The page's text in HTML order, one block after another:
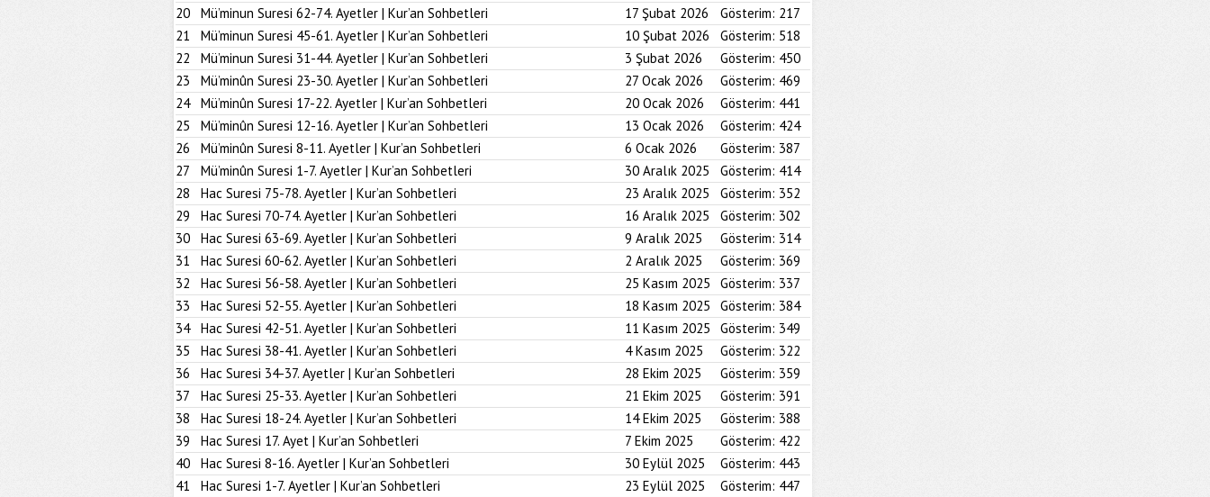
20
Mü’minun Suresi 62-74. Ayetler | Kur’an Sohbetleri 17 Şubat 2026 Gösterim: 217
21
Mü’minun Suresi 45-61. Ayetler | Kur’an Sohbetleri 10 Şubat 2026 Gösterim: 518
22
Mü’minun Suresi 31-44. Ayetler | Kur’an Sohbetleri 3 Şubat 2026 Gösterim: 450
23
Mü’minûn Suresi 23-30. Ayetler | Kur’an Sohbetleri 27 Ocak 2026 Gösterim: 469
24
Mü’minûn Suresi 17-22. Ayetler | Kur’an Sohbetleri 20 Ocak 2026 Gösterim: 441
25
Mü’minûn Suresi 12-16. Ayetler | Kur’an Sohbetleri 13 Ocak 2026 Gösterim: 424
26
Mü’minûn Suresi 8-11. Ayetler | Kur’an Sohbetleri 6 Ocak 2026 Gösterim: 387
27
Mü’minûn Suresi 1-7. Ayetler | Kur’an Sohbetleri 30 Aralık 2025 Gösterim: 414
28
Hac Suresi 75-78. Ayetler | Kur’an Sohbetleri 23 Aralık 2025 Gösterim: 352
29
Hac Suresi 70-74. Ayetler | Kur’an Sohbetleri 16 Aralık 2025 Gösterim: 302
30
Hac Suresi 63-69. Ayetler | Kur’an Sohbetleri 9 Aralık 2025 Gösterim: 314
31
Hac Suresi 60-62. Ayetler | Kur’an Sohbetleri 2 Aralık 2025 Gösterim: 369
32
Hac Suresi 56-58. Ayetler | Kur’an Sohbetleri 25 Kasım 2025 Gösterim: 337
33
Hac Suresi 52-55. Ayetler | Kur’an Sohbetleri 18 Kasım 2025 Gösterim: 384
34
Hac Suresi 42-51. Ayetler | Kur’an Sohbetleri 11 Kasım 2025 Gösterim: 349
35
Hac Suresi 38-41. Ayetler | Kur’an Sohbetleri 4 Kasım 2025 Gösterim: 322
36
Hac Suresi 34-37. Ayetler | Kur’an Sohbetleri 28 Ekim 2025 Gösterim: 359
37
Hac Suresi 25-33. Ayetler | Kur’an Sohbetleri 21 Ekim 2025 Gösterim: 391
38
Hac Suresi 18-24. Ayetler | Kur’an Sohbetleri 14 Ekim 2025 Gösterim: 388
39
Hac Suresi 17. Ayet | Kur’an Sohbetleri 7 Ekim 2025 Gösterim: 422
40
Hac Suresi 8-16. Ayetler | Kur’an Sohbetleri 30 Eylül 2025 Gösterim: 443
41
Hac Suresi 1-7. Ayetler | Kur’an Sohbetleri 23 Eylül 2025 Gösterim: 447